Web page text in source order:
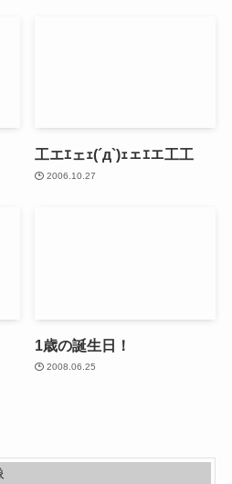
工エｴェｪ(´д`)ｪェｴエ工工
2006.10.27
1歳の誕生日！
2008.06.25